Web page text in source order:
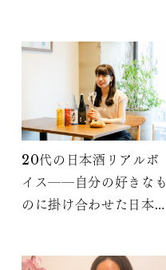
合えた話
20代の日本酒リアルボ
イス――自分の好きなも
のに掛け合わせた日本酒